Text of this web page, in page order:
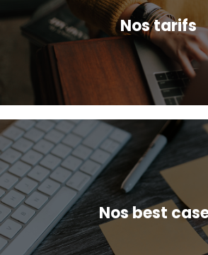
Nos tarifs
Nos best